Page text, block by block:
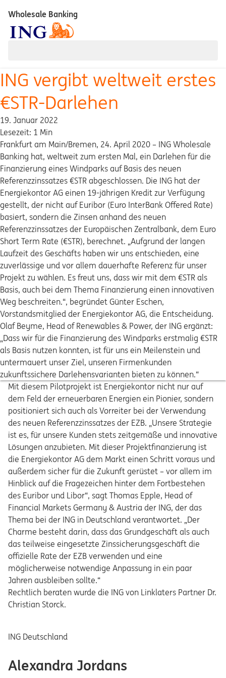
Wholesale Banking
ING vergibt weltweit erstes
€STR-Darlehen
19. Januar 2022
Lesezeit: 1 Min
Frankfurt am Main/Bremen, 24. April 2020 – ING Wholesale
Banking hat, weltweit zum ersten Mal, ein Darlehen für die
Finanzierung eines Windparks auf Basis des neuen
Referenzzinssatzes €STR abgeschlossen. Die ING hat der
Energiekontor AG einen 19-jährigen Kredit zur Verfügung
gestellt, der nicht auf Euribor (Euro InterBank Offered Rate)
basiert, sondern die Zinsen anhand des neuen
Referenzzinssatzes der Europäischen Zentralbank, dem Euro
Short Term Rate (€STR), berechnet. „Aufgrund der langen
Laufzeit des Geschäfts haben wir uns entschieden, eine
zuverlässige und vor allem dauerhafte Referenz für unser
Projekt zu wählen. Es freut uns, dass wir mit dem €STR als
Basis, auch bei dem Thema Finanzierung einen innovativen
Weg beschreiten.“, begründet Günter Eschen,
Vorstandsmitglied der Energiekontor AG, die Entscheidung.
Olaf Beyme, Head of Renewables & Power, der ING ergänzt:
„Dass wir für die Finanzierung des Windparks erstmalig €STR
als Basis nutzen konnten, ist für uns ein Meilenstein und
untermauert unser Ziel, unseren Firmenkunden
zukunftssichere Darlehensvarianten bieten zu können.“
Mit diesem Pilotprojekt ist Energiekontor nicht nur auf
dem Feld der erneuerbaren Energien ein Pionier, sondern
positioniert sich auch als Vorreiter bei der Verwendung
des neuen Referenzzinssatzes der EZB. „Unsere Strategie
ist es, für unsere Kunden stets zeitgemäße und innovative
Lösungen anzubieten. Mit dieser Projektfinanzierung ist
die Energiekontor AG dem Markt einen Schritt voraus und
außerdem sicher für die Zukunft gerüstet – vor allem im
Hinblick auf die Fragezeichen hinter dem Fortbestehen
des Euribor und Libor“, sagt Thomas Epple, Head of
Financial Markets Germany & Austria der ING, der das
Thema bei der ING in Deutschland verantwortet. „Der
Charme besteht darin, dass das Grundgeschäft als auch
das teilweise eingesetzte Zinssicherungsgeschäft die
offizielle Rate der EZB verwenden und eine
möglicherweise notwendige Anpassung in ein paar
Jahren ausbleiben sollte.“
Rechtlich beraten wurde die ING von Linklaters Partner Dr.
Christian Storck.
ING Deutschland
Opens in a new tab
Alexandra Jordans